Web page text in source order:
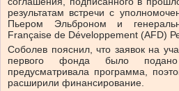
результатам встречи с
Пьером Эльброном и
Française de Développement (AFD)
Соболев пояснил, что заявок на
первого фонда было
предусматривала программа,
расширили финансирование.